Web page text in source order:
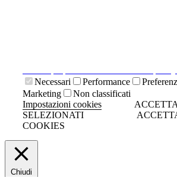
Necessari
Performance
Marketing
Non classificati
Impostazioni cookies
SELEZIONATI
COOKIES
Chiudi